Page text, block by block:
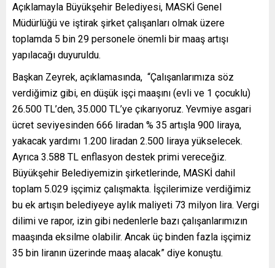
Açıklamayla Büyükşehir Belediyesi, MASKİ Genel
Müdürlüğü ve iştirak şirket çalışanları olmak üzere
toplamda 5 bin 29 personele önemli bir maaş artışı
yapılacağı duyuruldu.
Başkan Zeyrek, açıklamasında, “Çalışanlarımıza söz
verdiğimiz gibi, en düşük işçi maaşını (evli ve 1 çocuklu)
26.500 TL’den, 35.000 TL’ye çıkarıyoruz. Yevmiye asgari
ücret seviyesinden 666 liradan % 35 artışla 900 liraya,
yakacak yardımı 1.200 liradan 2.500 liraya yükselecek.
Ayrıca 3.588 TL enflasyon destek primi vereceğiz.
Büyükşehir Belediyemizin şirketlerinde, MASKİ dahil
toplam 5.029 işçimiz çalışmakta. İşçilerimize verdiğimiz
bu ek artışın belediyeye aylık maliyeti 73 milyon lira. Vergi
dilimi ve rapor, izin gibi nedenlerle bazı çalışanlarımızın
maaşında eksilme olabilir. Ancak üç binden fazla işçimiz
35 bin liranın üzerinde maaş alacak” diye konuştu.